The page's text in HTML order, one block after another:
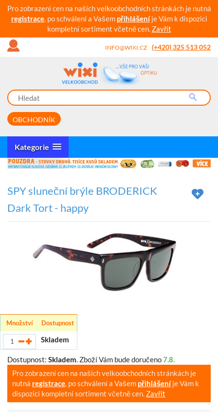
Pro zobrazení cen na našich velkoobchodních stránkách je nutná
registrace, po schválení a Vašem přihlášeníje Vám k dispozici
kompletní sortiment včetně cen. Zavřít
INFO@WIXI.CZ (+420) 325 513 052
OBCHODNÍK
Kategorie
SPY sluneční brýle BRODERICK
Dark Tort - happy
Množství Dostupnost
Skladem
Dostupnost: Skladem Zboží Vám bude doručeno7.8.
Pro zobrazení cen na našich velkoobchodních stránkách je
nutná registrace , po schválení a Vašem přihlášeníje Vám k
dispozici kompletní sortiment včetně cen. Zavřít